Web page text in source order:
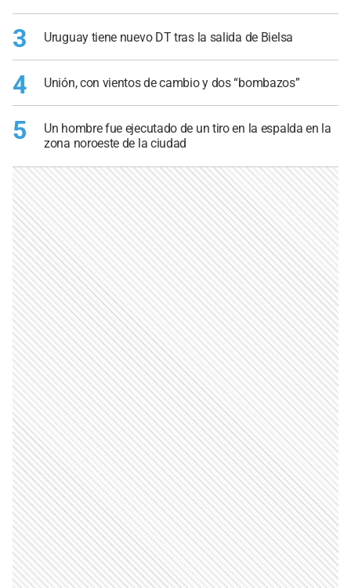
3 Uruguay tiene nuevo DT tras la salida de Bielsa
4 Unión, con vientos de cambio y dos “bombazos”
5
Un hombre fue ejecutado de un tiro en la espalda en la
zona noroeste de la ciudad